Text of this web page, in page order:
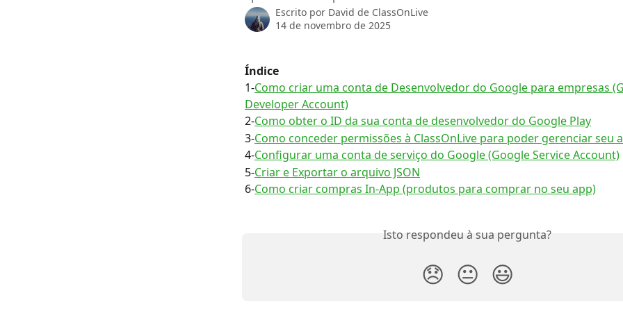
Escrito por David de ClassOnLive
14 de novembro de 2025
Índice
1-Como criar uma conta de Desenvolvedor do Google para empresas
Developer Account)
2-Como obter o ID da sua conta de desenvolvedor do Google Play
3-Como conceder permissões à ClassOnLive para poder gerenciar seu
4-Configurar uma conta de serviço do Google (Google Service Account)
5-Criar e Exportar o arquivo JSON
6-Como criar compras In-App (produtos para comprar no seu app)
Isto respondeu à sua pergunta?
😞 😐 😃